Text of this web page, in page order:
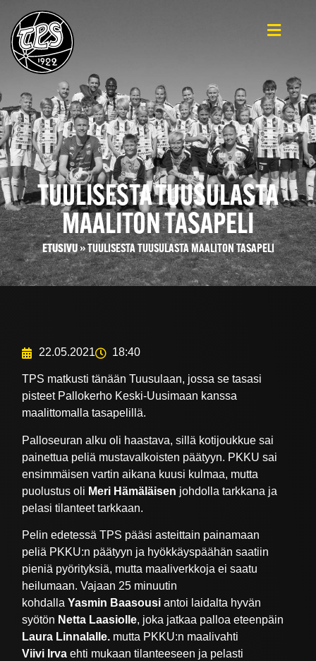
TUULISESTA TUUSULASTA
MAALITON TASAPELI
ETUSIVU»TUULISESTA TUUSULASTA MAALITON TASAPELI
22.05.2021 18:40
TPS matkusti tänään Tuusulaan, jossa se tasasi
pisteet Pallokerho Keski-Uusimaan kanssa
maalittomalla tasapelillä.
Palloseuran alku oli haastava, sillä kotijoukkue sai
painettua peliä mustavalkoisten päätyyn. PKKU sai
ensimmäisen vartin aikana kuusi kulmaa, mutta
puolustus oli Meri Hämäläisen johdolla tarkkana ja
pelasi tilanteet tarkkaan.
Pelin edetessä TPS pääsi asteittain painamaan
peliä PKKU:n päätyyn ja hyökkäyspäähän saatiin
pieniä pyörityksiä, mutta maaliverkkoja ei saatu
heilumaan. Vajaan 25 minuutin
kohdallaYasmin Baasousi antoi laidalta hyvän
syötön Netta Laasiolle, joka jatkaa palloa eteenpäin
Laura Linnalalle. mutta PKKU:n maalivahti
Viivi Irva ehti mukaan tilanteeseen ja pelasti